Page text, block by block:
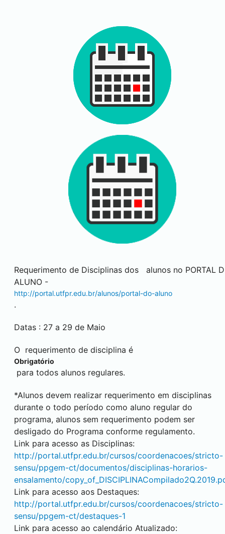
Requerimento de Disciplinas dos alunos no PORTAL
ALUNO -
http://portal.utfpr.edu.br/alunos/portal-do-aluno
.
Datas : 27 a 29 de Maio
O requerimento de disciplina é
Obrigatório
para todos alunos regulares.
*Alunos devem realizar requerimento em disciplinas
durante o todo período como aluno regular do
programa, alunos sem requerimento podem ser
desligado do Programa conforme regulamento.
Link para acesso as Disciplinas:
http://portal.utfpr.edu.br/cursos/coordenacoes/stricto-
sensu/ppgem-ct/documentos/disciplinas-horarios-
ensalamento/
Link para acesso aos Destaques:
http://portal.utfpr.edu.br/cursos/coordenacoes/stricto-
sensu/ppgem-ct/destaques-1
Link para acesso ao calendário Atualizado: